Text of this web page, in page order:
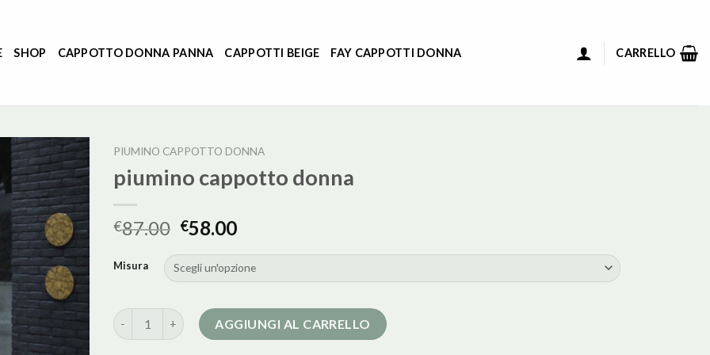
SHOP CAPPOTTO DONNA PANNA CAPPOTTI BEIGE FAY CAPPOTTI DONNA CARRELLO
PIUMINO CAPPOTTO DONNA
piumino cappotto donna
€87.00 €58.00
Misura
piumino cappotto donna quantitàAGGIUNGI AL CARRELLO